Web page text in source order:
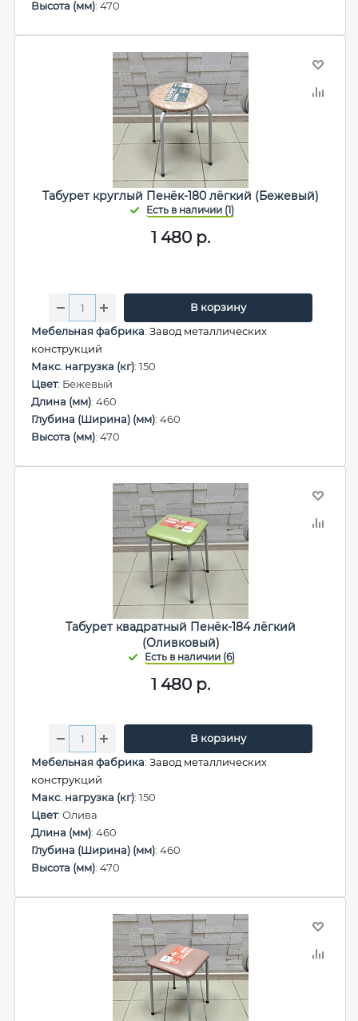
Высота (мм): 470
Табурет круглый Пенёк-180 лёгкий (Бежевый)
1 480 р.
В корзину
Мебельная фабрика: Завод металлических
конструкций
Макс. нагрузка (кг): 150
Цвет: Бежевый
Длина (мм): 460
Глубина (Ширина) (мм): 460
Высота (мм): 470
Табурет квадратный Пенёк-184 лёгкий
(Оливковый)
1 480 р.
В корзину
Мебельная фабрика: Завод металлических
конструкций
Макс. нагрузка (кг): 150
Цвет: Олива
Длина (мм): 460
Глубина (Ширина) (мм): 460
Высота (мм): 470